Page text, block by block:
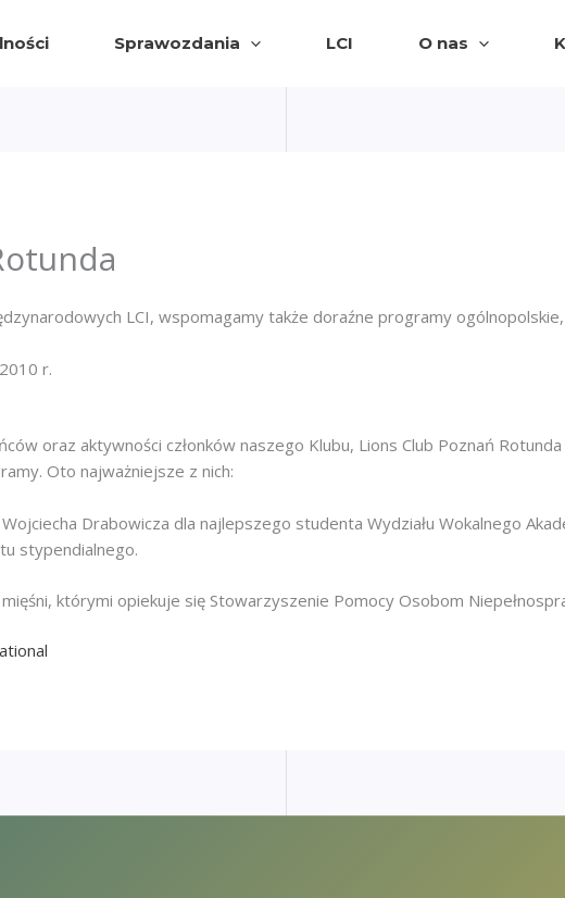
Sprawozdania LCI O nas
LCI, wspomagamy także doraźne programy
r.
oraz aktywności członków naszego Klubu, Lions Club Poznań
Oto najważniejsze z nich:
Drabowicza dla najlepszego studenta Wydziału Wokalnego
stypendialnego.
którymi opiekuje się Stowarzyszenie Pomocy Osobom